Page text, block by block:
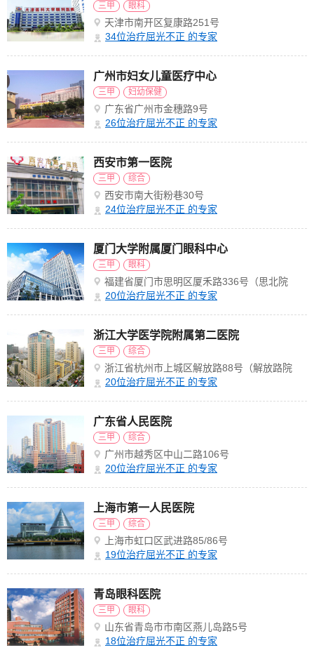
三甲 眼科
天津市南开区复康路251号
34位治疗屈光不正 的专家
广州市妇女儿童医疗中心
三甲 妇幼保健
广东省广州市金穗路9号
26位治疗屈光不正 的专家
西安市第一医院
三甲 综合
西安市南大街粉巷30号
24位治疗屈光不正 的专家
厦门大学附属厦门眼科中心
三甲 眼科
福建省厦门市思明区厦禾路336号（思北院
区）
20位治疗屈光不正 的专家
浙江大学医学院附属第二医院
三甲 综合
浙江省杭州市上城区解放路88号（解放路院
区）
20位治疗屈光不正 的专家
广东省人民医院
三甲 综合
广州市越秀区中山二路106号
20位治疗屈光不正 的专家
上海市第一人民医院
三甲 综合
上海市虹口区武进路85/86号
19位治疗屈光不正 的专家
青岛眼科医院
三甲 眼科
山东省青岛市市南区燕儿岛路5号
18位治疗屈光不正 的专家